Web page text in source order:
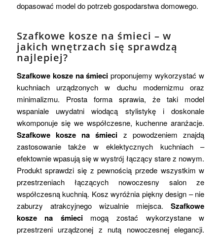
dopasować model do potrzeb gospodarstwa domowego.
Szafkowe kosze na śmieci – w
jakich wnętrzach się sprawdzą
najlepiej?
Szafkowe kosze na śmieci proponujemy wykorzystać w
kuchniach urządzonych w duchu modernizmu oraz
minimalizmu. Prosta forma sprawia, że taki model
wspaniale uwydatni wiodącą stylistykę i doskonale
wkomponuje się we współczesne, kuchenne aranżacje.
Szafkowe kosze na śmieci z powodzeniem znajdą
zastosowanie także w eklektycznych kuchniach –
efektownie wpasują się w wystrój łączący stare z nowym.
Produkt sprawdzi się z pewnością przede wszystkim w
przestrzeniach łączących nowoczesny salon ze
współczesną kuchnią. Kosz wyróżnia piękny design – nie
zaburzy atrakcyjnego wizualnie miejsca.Szafkowe
kosze na śmiecimogą zostać wykorzystane w
przestrzeni urządzonej z nutą nowoczesnej elegancji.